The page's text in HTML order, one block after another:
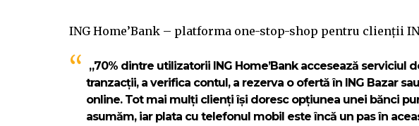
ING Home’Bank – platforma one-stop-shop pentru clienții
„70% dintre utilizatorii ING Home’Bank accesează
tranzacții, a verifica contul, a rezerva o ofertă în ING Bazar
online. Tot mai mulți clienți își doresc opțiunea unei bănci
asumăm, iar plata cu telefonul mobil este încă un pas în